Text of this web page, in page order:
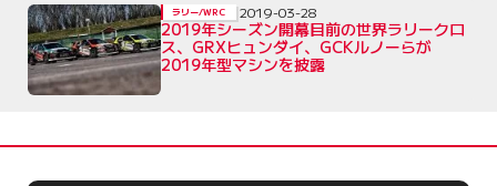
2019年シーズン開幕目前の世界ラリークロ
ス、GRXヒュンダイ、GCKルノーらが
2019年型マシンを披露
ラリー/WRC 2019-03-28